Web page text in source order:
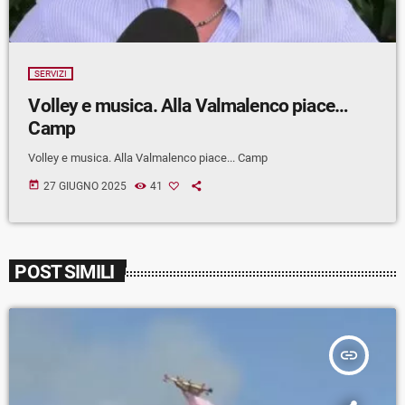
SERVIZI
Volley e musica. Alla Valmalenco piace…
Camp
Volley e musica. Alla Valmalenco piace... Camp
today 27 GIUGNO 2025 41
POST SIMILI
insert_link